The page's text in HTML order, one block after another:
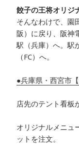
餃子の王将オリジ
そんなわけで、園
阪）に戻り、阪神
駅（兵庫）へ。駅
（FC）へ。
●兵庫県・西宮市
店先のテント看板
オリジナルメニュ
ットを注文。